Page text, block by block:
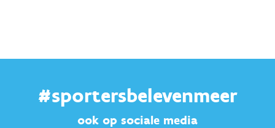
#sportersbelevenmeer
ook op sociale media